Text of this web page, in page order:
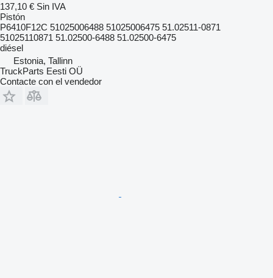
137,10 € Sin IVA
Pistón
P6410F12C 51025006488 51025006475 51.02511-0871
51025110871 51.02500-6488 51.02500-6475
diésel
Estonia, Tallinn
TruckParts Eesti OÜ
Contacte con el vendedor